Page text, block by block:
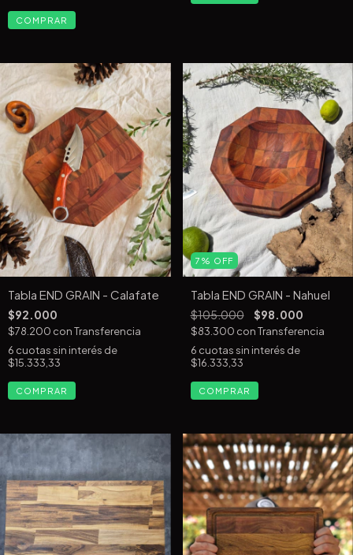
Tabla END GRAIN - Calafate
$92.000
$78.200 conTransferencia
6 cuotas sin interés de
$15.333,33
7 % OFF
Tabla END GRAIN - Nahuel
$105.000 $98.000
$83.300 conTransferencia
6 cuotas sin interés de
$16.333,33